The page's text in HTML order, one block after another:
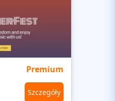
Premium
Szczegóły